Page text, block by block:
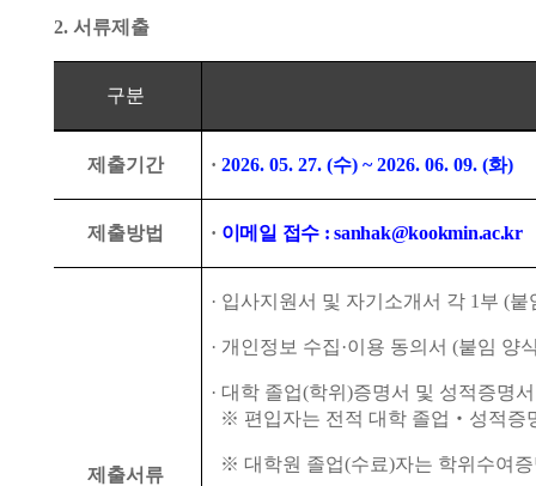
2. 서류제출
구분
제출기간 · 2026. 05. 27. (수) ~ 2026. 06. 09. (화)
제출방법 · 이메일 접수 : sanhak@kookmin.ac.kr
제출서류
· 입사지원서 및 자기소개서 각 1 부 (붙
· 개인정보 수집 ·이용 동의서 (붙임 양
· 대학 졸업(학위 )증명서 및 성적증명
※ 편입자는 전적 대학 졸업 ‧ 성적증
※ 대학원 졸업(수료)자는 학위수여